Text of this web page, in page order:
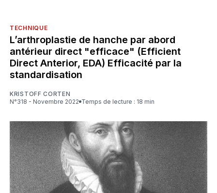
TECHNIQUE
L’arthroplastie de hanche par abord
antérieur direct "efficace" (Efficient
Direct Anterior, EDA) Efficacité par la
standardisation
KRISTOFF CORTEN
N°318 - Novembre 2022
Temps de lecture : 18 min